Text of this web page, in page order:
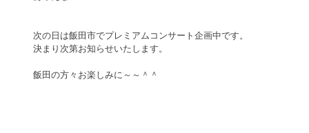
次の日は飯田市でプレミアムコンサート企画中です。
決まり次第お知らせいたします。
飯田の方々お楽しみに～～＾＾